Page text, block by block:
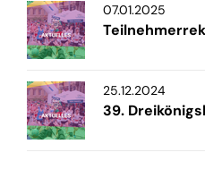
07.01.2025
25.12.2024
39.